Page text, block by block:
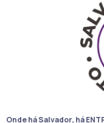
Onde há Salvador, há